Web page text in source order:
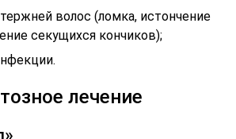
волос (ломка, истончение
секущихся кончиков);
лечение